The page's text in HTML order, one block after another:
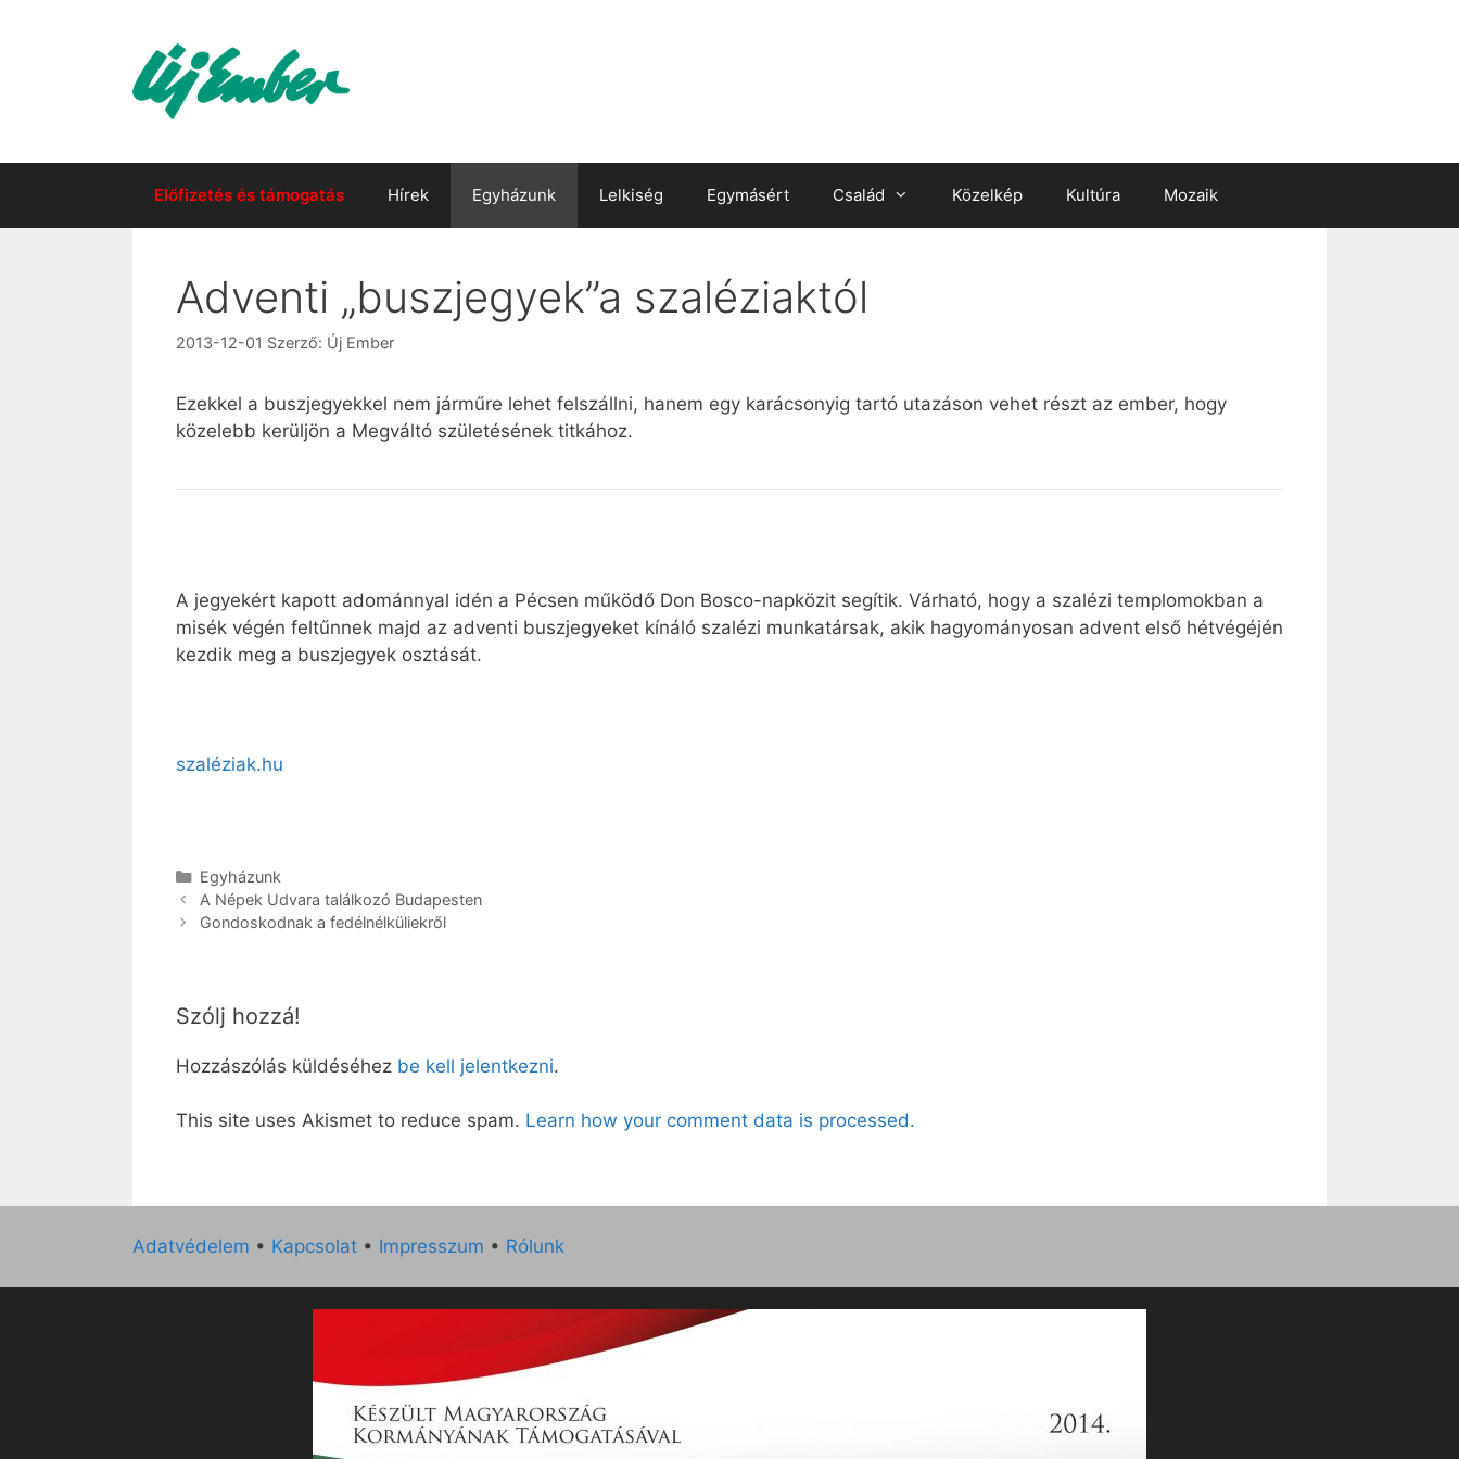
Előfizetés és támogatás Hírek Egyházunk Lelkiség Egymásért Család Közelkép Kultúra Mozaik
Adventi „buszjegyek”a szaléziaktól
2013-12-01 Szerző: Új Ember
Ezekkel a buszjegyekkel nem járműre lehet felszállni, hanem egy karácsonyig tartó utazáson vehet részt az ember, hogy
közelebb kerüljön a Megváltó születésének titkához.
A jegyekért kapott adománnyal idén a Pécsen működő Don Bosco-napközit segítik. Várható, hogy a szalézi templomokban a
misék végén feltűnnek majd az adventi buszjegyeket kínáló szalézi munkatársak, akik hagyományosan advent első hétvégéjén
kezdik meg a buszjegyek osztását.
szaléziak.hu
Kategória
Egyházunk
A Népek Udvara találkozó Budapesten
Gondoskodnak a fedélnélküliekről
Szólj hozzá!
Hozzászólás küldéséhez be kell jelentkezni.
This site uses Akismet to reduce spam. Learn how your comment data is processed.
Adatvédelem • Kapcsolat • Impresszum • Rólunk